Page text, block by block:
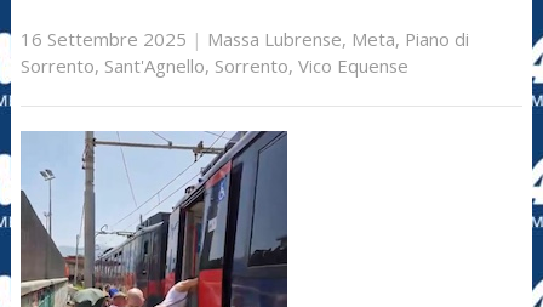
16 Settembre 2025 | Massa Lubrense, Meta, Piano di
Sorrento, Sant'Agnello, Sorrento, Vico Equense